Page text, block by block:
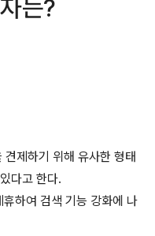
는?
제하기 위해 유사한 형태
다고 한다.
하여 검색 기능 강화에 나